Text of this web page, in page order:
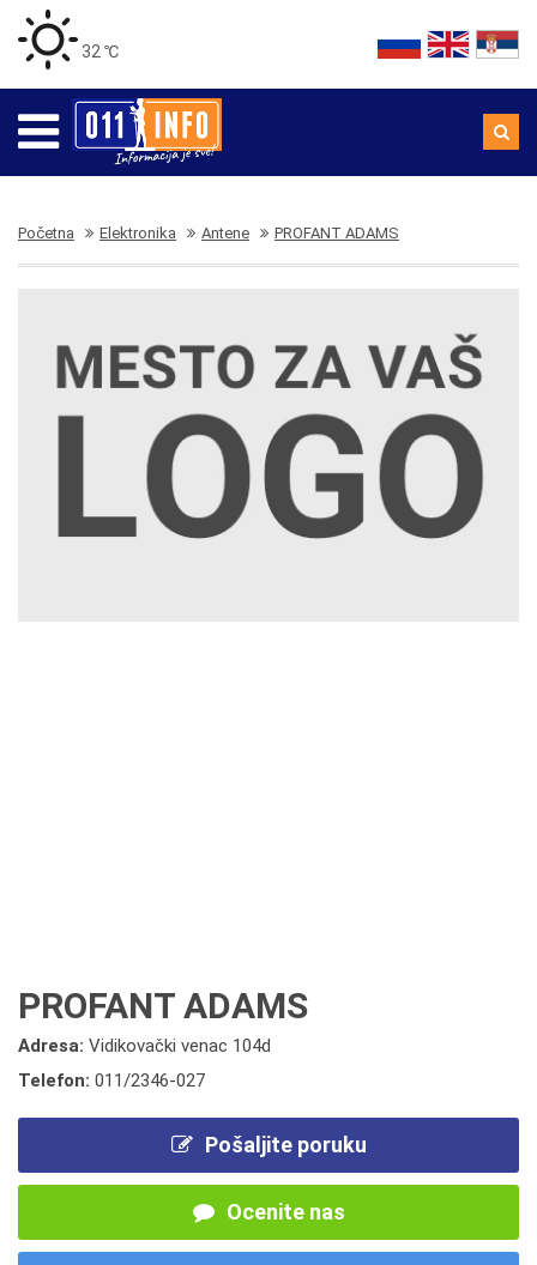
32 ℃
Početna Elektronika Antene PROFANT ADAMS
PROFANT ADAMS
Adresa: Vidikovački venac 104d
Telefon: 011/2346-027
Pošaljite poruku
Ocenite nas